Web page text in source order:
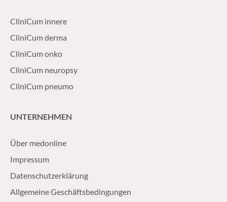
CliniCum innere
CliniCum derma
CliniCum onko
CliniCum neuropsy
CliniCum pneumo
UNTERNEHMEN
Über medonline
Impressum
Datenschutzerklärung
Allgemeine Geschäftsbedingungen